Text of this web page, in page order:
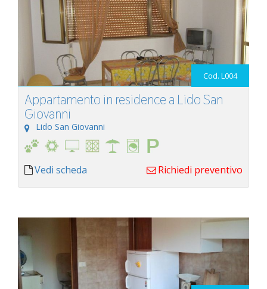
Cod. L004
Appartamento in residence a Lido San
Giovanni
Lido San Giovanni
Vedi scheda Richiedi preventivo